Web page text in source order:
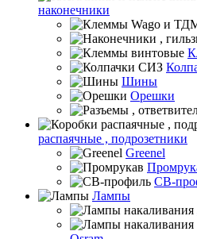
наконечники
Шины
Орешки
распаячные , подрозетники
Greenel
СВ-
Лампы